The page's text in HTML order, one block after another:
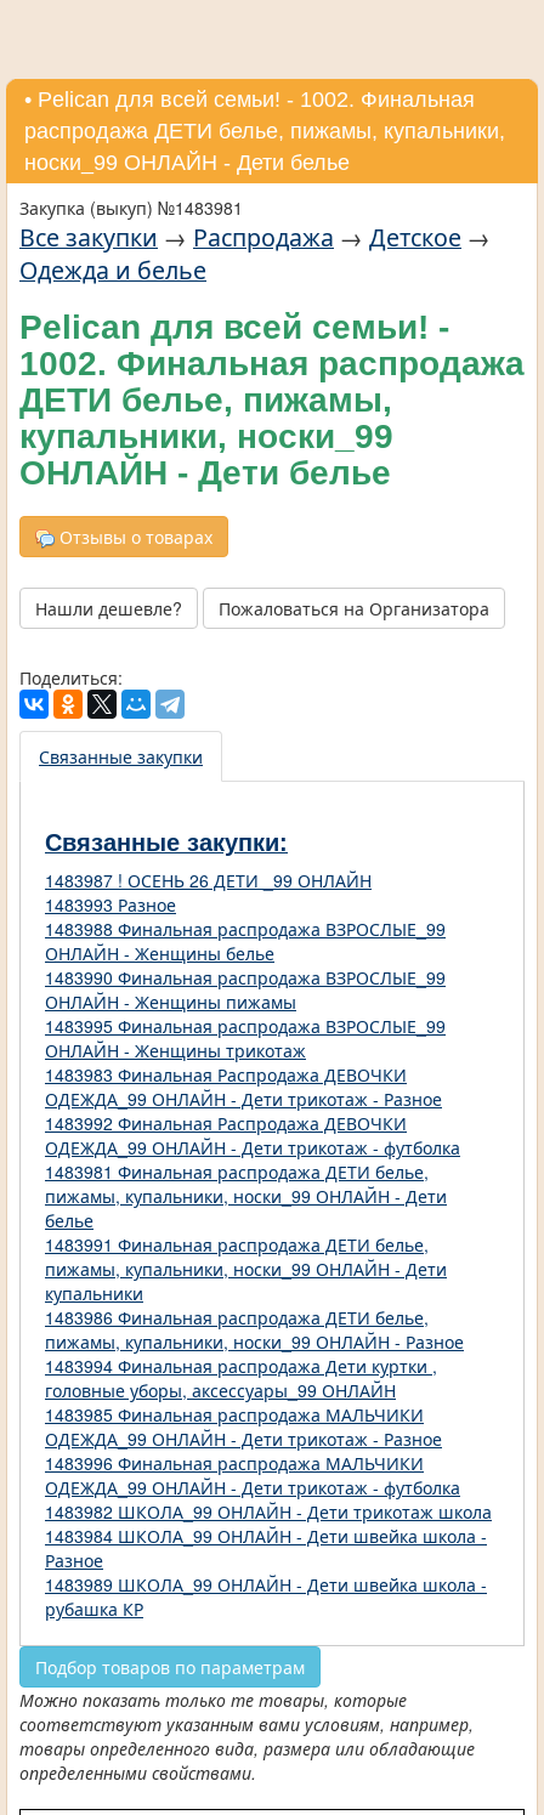
• Pelican для всей семьи! - 1002. Финальная
распродажа ДЕТИ белье, пижамы, купальники,
носки_99 ОНЛАЙН - Дети белье
Закупка (выкуп) №1483981
Все закупки → Распродажа → Детское →
Одежда и белье
Pelican для всей семьи! -
1002. Финальная распродажа
ДЕТИ белье, пижамы,
купальники, носки_99
ОНЛАЙН - Дети белье
Отзывы о товарах
Нашли дешевле? Пожаловаться на Организатора
Поделиться:
Связанные закупки
Связанные закупки:
1483987 ! ОСЕНЬ 26 ДЕТИ _99 ОНЛАЙН
1483993 Разное
1483988 Финальная распродажа ВЗРОСЛЫЕ_99
ОНЛАЙН - Женщины белье
1483990 Финальная распродажа ВЗРОСЛЫЕ_99
ОНЛАЙН - Женщины пижамы
1483995 Финальная распродажа ВЗРОСЛЫЕ_99
ОНЛАЙН - Женщины трикотаж
1483983 Финальная Распродажа ДЕВОЧКИ
ОДЕЖДА_99 ОНЛАЙН - Дети трикотаж - Разное
1483992 Финальная Распродажа ДЕВОЧКИ
ОДЕЖДА_99 ОНЛАЙН - Дети трикотаж - футболка
1483981 Финальная распродажа ДЕТИ белье,
пижамы, купальники, носки_99 ОНЛАЙН - Дети
белье
1483991 Финальная распродажа ДЕТИ белье,
пижамы, купальники, носки_99 ОНЛАЙН - Дети
купальники
1483986 Финальная распродажа ДЕТИ белье,
пижамы, купальники, носки_99 ОНЛАЙН - Разное
1483994 Финальная распродажа Дети куртки ,
головные уборы, аксессуары_99 ОНЛАЙН
1483985 Финальная распродажа МАЛЬЧИКИ
ОДЕЖДА_99 ОНЛАЙН - Дети трикотаж - Разное
1483996 Финальная распродажа МАЛЬЧИКИ
ОДЕЖДА_99 ОНЛАЙН - Дети трикотаж - футболка
1483982 ШКОЛА_99 ОНЛАЙН - Дети трикотаж школа
1483984 ШКОЛА_99 ОНЛАЙН - Дети швейка школа -
Разное
1483989 ШКОЛА_99 ОНЛАЙН - Дети швейка школа -
рубашка КР
Подбор товаров по параметрам
Можно показать только те товары, которые
соответствуют указанным вами условиям, например,
товары определенного вида, размера или обладающие
определенными свойствами.